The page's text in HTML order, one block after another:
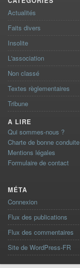
Actualités
Faits divers
Insolite
L'association
Non classé
Textes règlementaires
Tribune
A LIRE
Qui sommes-nous ?
Charte de bonne conduite
Mentions légales
Formulaire de contact
MÉTA
Connexion
Flux des publications
Flux des commentaires
Site de WordPress-FR